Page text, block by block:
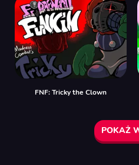
FNF: Tricky the Clown
POKAŻ